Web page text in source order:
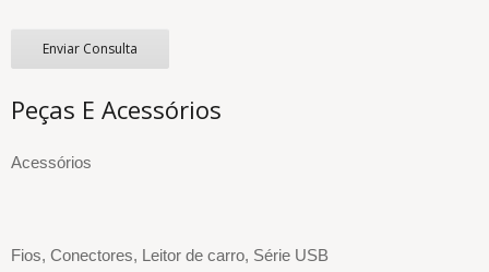
Enviar Consulta
Peças E Acessórios
Acessórios
Fios, Conectores, Leitor de carro, Série USB